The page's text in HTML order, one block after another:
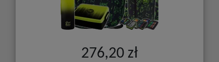
276,20 zł